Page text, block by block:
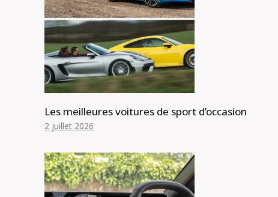
Les meilleures voitures de sport d’occasion
2 juillet 2026